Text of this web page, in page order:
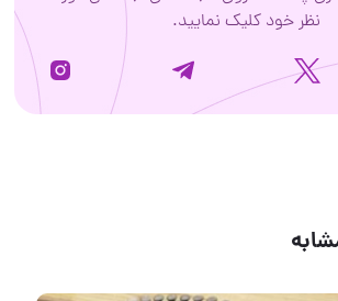
نظر خود کلیک نمایید.